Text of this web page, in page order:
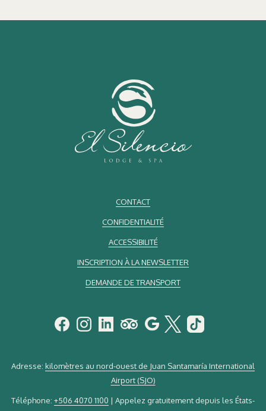
CONTACT
CONFIDENTIALITÉ
ACCESSIBILITÉ
INSCRIPTION À LA NEWSLETTER
DEMANDE DE TRANSPORT
Adresse: kilomètres au nord-ouest de Juan Santamaría International
Airport (SJO)
Téléphone: +506 4070 1100 | Appelez gratuitement depuis les États-